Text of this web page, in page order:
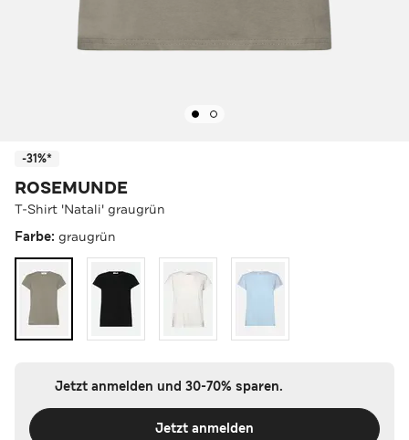
-31%*
ROSEMUNDE
T-Shirt 'Natali' graugrün
Farbe: graugrün
Jetzt anmelden und 30-70% sparen.
Jetzt anmelden